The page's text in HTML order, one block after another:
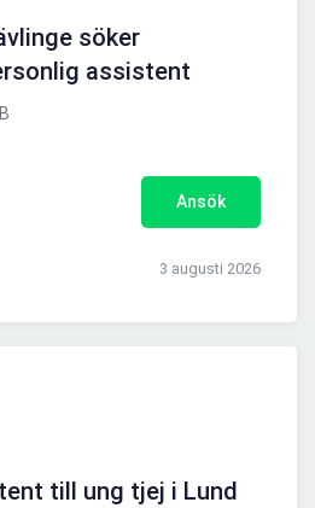
söker
assistent
Ansök
3 augusti 2026
till ung tjej i Lund